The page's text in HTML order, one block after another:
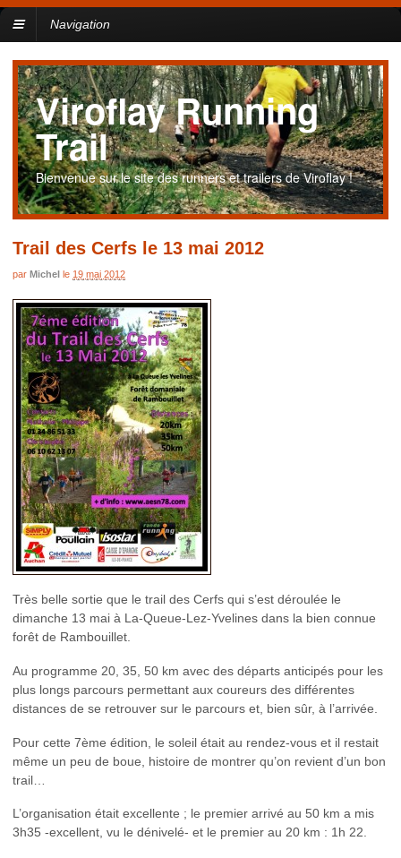
Navigation
Viroflay Running
Trail
Bienvenue sur le site des runners et trailers de Viroflay !
Trail des Cerfs le 13 mai 2012
par Michel le 19 mai 2012
Très belle sortie que le trail des Cerfs qui s’est déroulée le
dimanche 13 mai à La-Queue-Lez-Yvelines dans la bien connue
forêt de Rambouillet.
Au programme 20, 35, 50 km avec des départs anticipés pour les
plus longs parcours permettant aux coureurs des différentes
distances de se retrouver sur le parcours et, bien sûr, à l’arrivée.
Pour cette 7ème édition, le soleil était au rendez-vous et il restait
même un peu de boue, histoire de montrer qu’on revient d’un bon
trail…
L’organisation était excellente ; le premier arrivé au 50 km a mis
3h35 -excellent, vu le dénivelé- et le premier au 20 km : 1h 22.